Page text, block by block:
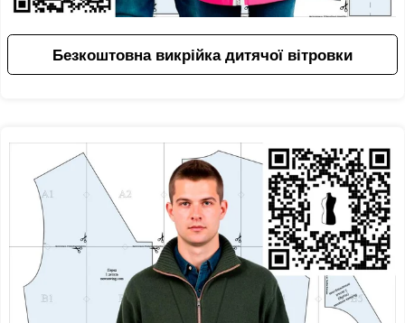
Безкоштовна викрійка дитячої вітровки